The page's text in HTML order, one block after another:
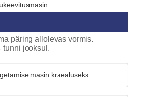
päring allolevas vormis.
tunni jooksul.